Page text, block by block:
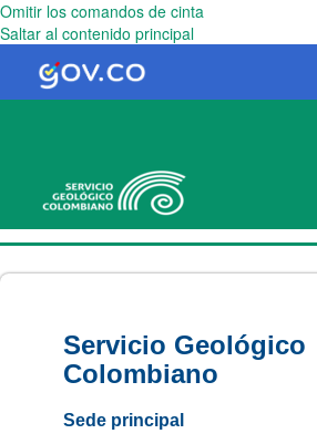
Omitir los comandos de cinta
Saltar al contenido principal
Servicio Geológico
Colombiano
Sede principal